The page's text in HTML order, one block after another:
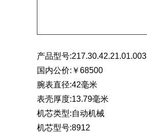
产品型号:217.30.42.21.01.003
国内公价:￥68500
腕表直径:42毫米
表壳厚度:13.79毫米
机芯类型:自动机械
机芯型号:8912